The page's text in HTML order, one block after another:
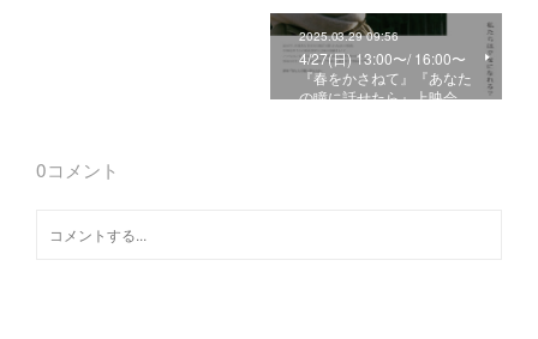
2025.03.29 09:56
4/27(日) 13:00〜/ 16:00〜
『春をかさねて』『あなた
の瞳に話せたら』上映会…
0コメント